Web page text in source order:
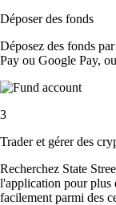
Déposer des fonds
Déposez des fonds
Pay ou Google Pay,
3
Trader et gérer des
Recherchez State
l'application pour plus
facilement parmi des